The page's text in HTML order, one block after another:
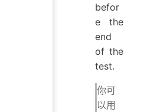
befor
e the
end
of the
test.
你可
以用